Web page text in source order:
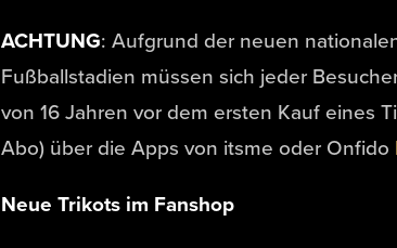
ACHTUNG: Aufgrund der neuen
Fußballstadien müssen sich jeder
von 16 Jahren vor dem ersten Kauf eines
Abo) über die Apps von itsme oder Onfido
Neue Trikots im Fanshop